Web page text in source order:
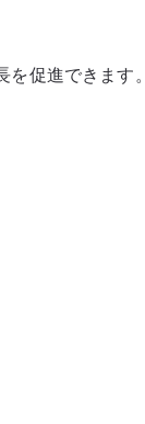
を促進できます